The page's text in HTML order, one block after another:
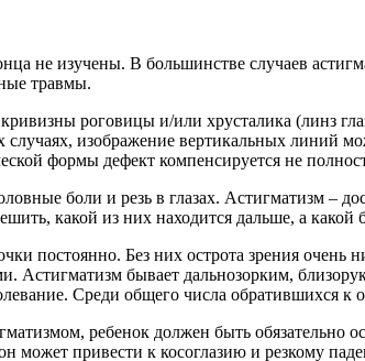
не изучены. В большинстве случаев
травмы.
роговицы и/или хрусталика (линз
изображение вертикальных линий
формы дефект компенсируется не
боли и резь в глазах. Астигматизм –
какой из них находится дальше, а
постоянно. Без них острота зрения очень
Астигматизм бывает дальнозорким,
Среди общего числа обратившихся
ребенок должен быть обязательно
может привести к косоглазию и резкому